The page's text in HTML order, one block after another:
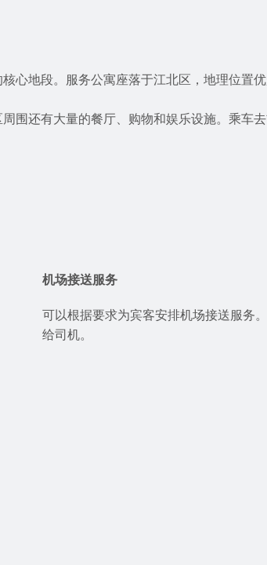
心地段。服务公寓座落于江北区，地理位置
围还有大量的餐厅、购物和娱乐设施。乘车
机场接送服务
可以根据要求为宾客安排机场接送服务
给司机。